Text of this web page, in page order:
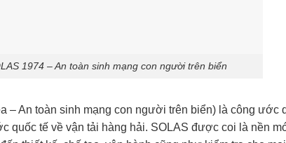
1974 – An toàn sinh mạng con người trên biển
– An toàn sinh mạng con người trên biển) là công ước
quốc tế về vận tải hàng hải. SOLAS được coi là nền